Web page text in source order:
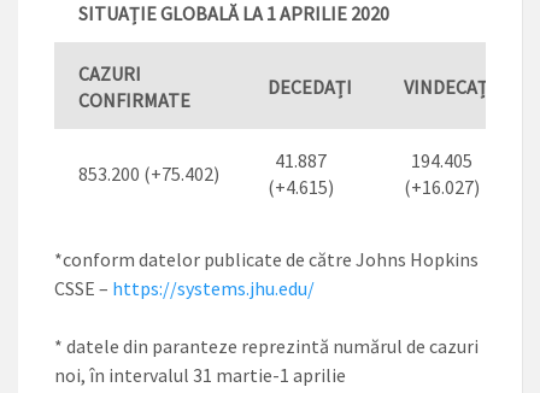
SITUAȚIE GLOBALĂ LA 1 APRILIE 2020
CAZURI
CONFIRMATE
DECEDAȚI VINDECAȚI
853.200 (+75.402)
41.887
(+4.615)
194.405
(+16.027)
*conform datelor publicate de către Johns Hopkins
CSSE – https://systems.jhu.edu/
* datele din paranteze reprezintă numărul de cazuri
noi, în intervalul 31 martie-1 aprilie